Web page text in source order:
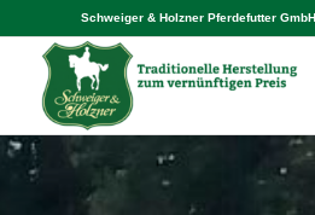
Schweiger & Holzner Pferdefutter GmbH